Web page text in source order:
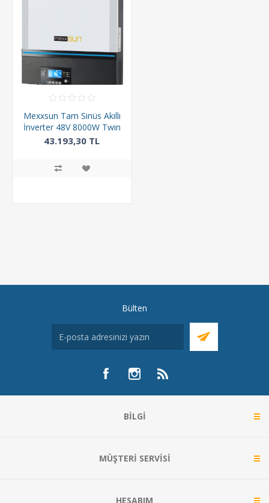
Mexxsun Tam Sinüs Akıllı
İnverter 48V 8000W Twin
(MAX 8000)
43.193,30 TL
Bülten
BILGI
MÜŞTERI SERVISI
HESABIM